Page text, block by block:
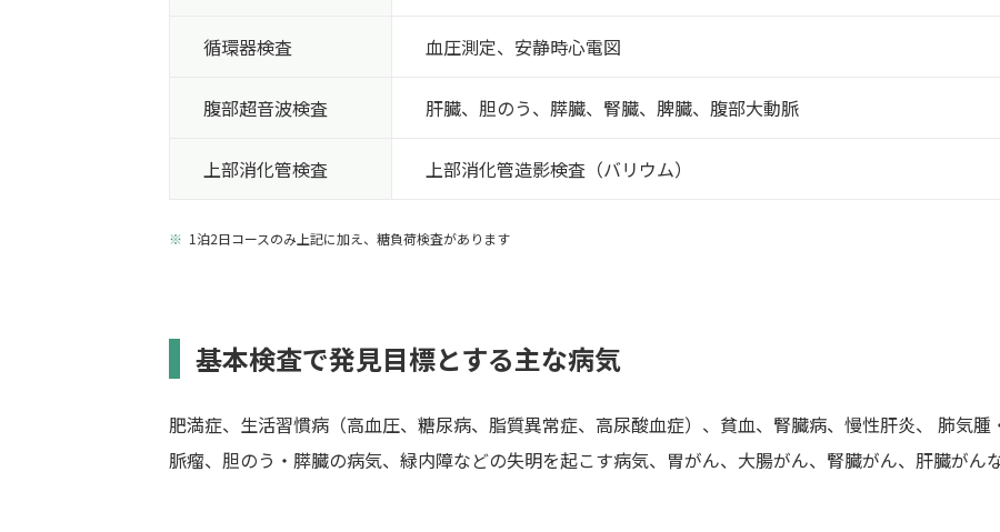
循環器検査 血圧測定、安静時心電図
腹部超音波検査 肝臓、胆のう、膵臓、腎臓、脾臓、腹部大動脈
上部消化管検査 上部消化管造影検査（バリウム）
1泊2日コースのみ上記に加え、糖負荷検査があります
基本検査で発見目標とする主な病気
肥満症、生活習慣病（高血圧、糖尿病、脂質異常症、高尿酸血症）、貧血、腎臓病、慢性肝炎、 肺気
脈瘤、胆のう・膵臓の病気、緑内障などの失明を起こす病気、胃がん、大腸がん、腎臓がん、肝臓がん